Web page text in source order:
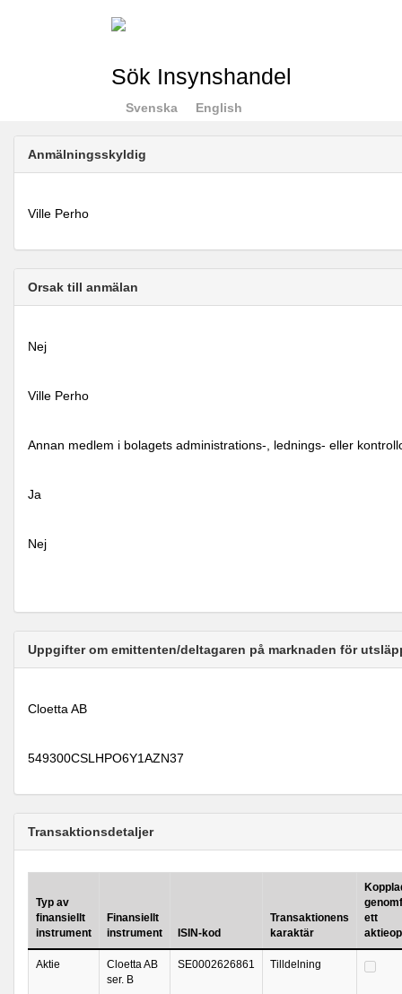
Sök Insynshandel
Svenska English
Anmälningsskyldig
Ville Perho
Orsak till anmälan
Nej
Ville Perho
Annan medlem i bolagets administrations-, lednings- eller
Ja
Nej
Uppgifter om emittenten/deltagaren på marknaden för
Cloetta AB
549300CSLHPO6Y1AZN37
Transaktionsdetaljer
Typ av
finansiellt
instrument
Finansiellt
instrument
ISIN-kod
Transaktionens
karaktär
ett
Aktie
Cloetta AB
ser. B
SE0002626861 Tilldelning